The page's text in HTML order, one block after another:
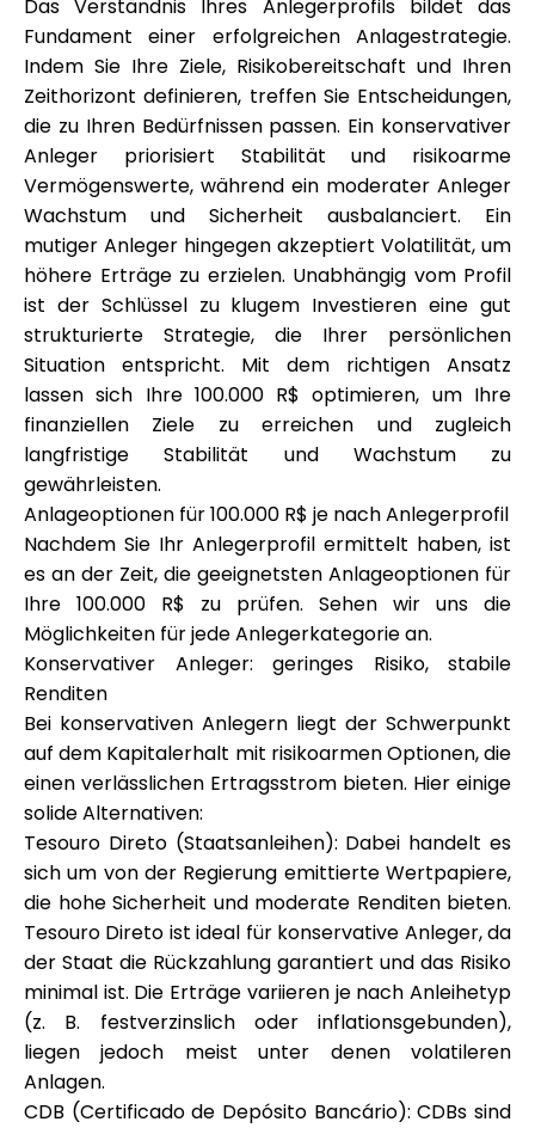
Das Verständnis Ihres Anlegerprofils bildet das
Fundament einer erfolgreichen Anlagestrategie.
Indem Sie Ihre Ziele, Risikobereitschaft und Ihren
Zeithorizont definieren, treffen Sie Entscheidungen,
die zu Ihren Bedürfnissen passen. Ein konservativer
Anleger priorisiert Stabilität und risikoarme
Vermögenswerte, während ein moderater Anleger
Wachstum und Sicherheit ausbalanciert. Ein
mutiger Anleger hingegen akzeptiert Volatilität, um
höhere Erträge zu erzielen. Unabhängig vom Profil
ist der Schlüssel zu klugem Investieren eine gut
strukturierte Strategie, die Ihrer persönlichen
Situation entspricht. Mit dem richtigen Ansatz
lassen sich Ihre 100.000 R$ optimieren, um Ihre
finanziellen Ziele zu erreichen und zugleich
langfristige Stabilität und Wachstum zu
gewährleisten.
Anlageoptionen für 100.000 R$ je nach Anlegerprofil
Nachdem Sie Ihr Anlegerprofil ermittelt haben, ist
es an der Zeit, die geeignetsten Anlageoptionen für
Ihre 100.000 R$ zu prüfen. Sehen wir uns die
Möglichkeiten für jede Anlegerkategorie an.
Konservativer Anleger: geringes Risiko, stabile
Renditen
Bei konservativen Anlegern liegt der Schwerpunkt
auf dem Kapitalerhalt mit risikoarmen Optionen, die
einen verlässlichen Ertragsstrom bieten. Hier einige
solide Alternativen:
Tesouro Direto (Staatsanleihen): Dabei handelt es
sich um von der Regierung emittierte Wertpapiere,
die hohe Sicherheit und moderate Renditen bieten.
Tesouro Direto ist ideal für konservative Anleger, da
der Staat die Rückzahlung garantiert und das Risiko
minimal ist. Die Erträge variieren je nach Anleihetyp
(z. B. festverzinslich oder inflationsgebunden),
liegen jedoch meist unter denen volatileren
Anlagen.
CDB (Certificado de Depósito Bancário): CDBs sind